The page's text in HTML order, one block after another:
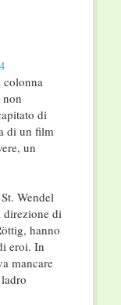
colonna
di
di un film
un
Wendel
direzione di
hanno
eroi. In
mancare